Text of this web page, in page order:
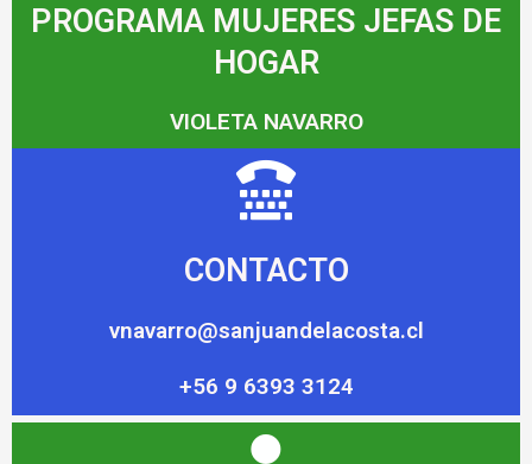
PROGRAMA MUJERES JEFAS DE
HOGAR
VIOLETA NAVARRO
CONTACTO
vnavarro@sanjuandelacosta.cl
+56 9 6393 3124